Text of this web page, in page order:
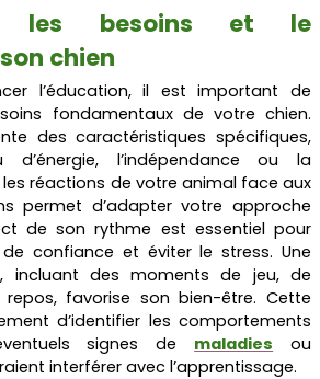
les besoins et le
chien
l’éducation, il est important de
fondamentaux de votre chien.
des caractéristiques spécifiques,
l’indépendance ou la
réactions de votre animal face aux
permet d’adapter votre approche
de son rythme est essentiel pour
confiance et éviter le stress. Une
incluant des moments de jeu, de
favorise son bien-être. Cette
d’identifier les comportements
signes de
maladies
ou
interférer avec l’apprentissage.